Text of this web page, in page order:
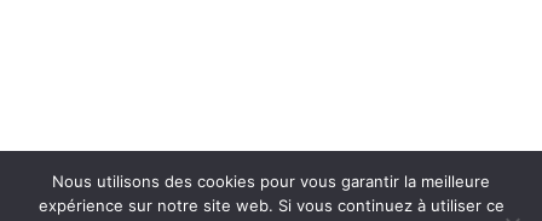
Nous utilisons des cookies pour vous garantir la meilleure
expérience sur notre site web. Si vous continuez à utiliser ce